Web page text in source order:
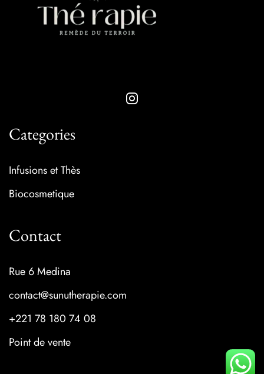
Categories
Infusions et Thès
Biocosmetique
Contact
Rue 6 Medina
contact@sunutherapie.com
+221 78 180 74 08
Point de vente